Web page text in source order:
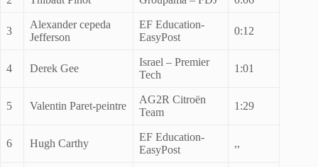
3
Alexander cepeda
Jefferson
EF Education-
EasyPost
0:12
4 Derek Gee
Israel – Premier
Tech
1:01
5 Valentin Paret-peintre
AG2R Citroën
Team
1:29
6 Hugh Carthy
EF Education-
EasyPost
,,